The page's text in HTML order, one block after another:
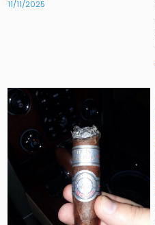
11/11/2025
Posted